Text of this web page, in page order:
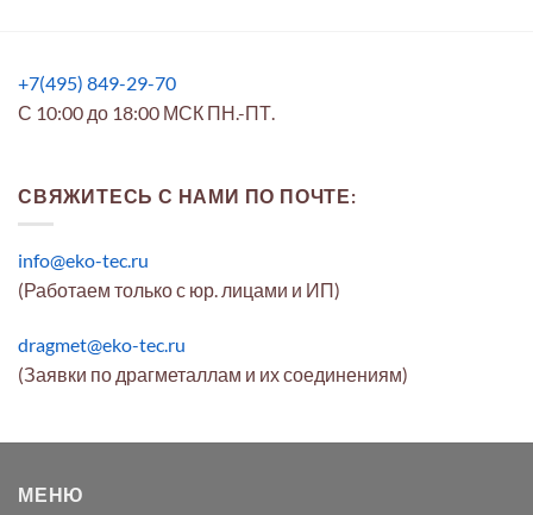
+7(495) 849-29-70
С 10:00 до 18:00 МСК ПН.-ПТ.
СВЯЖИТЕСЬ С НАМИ ПО ПОЧТЕ:
info@eko-tec.ru
(Работаем только с юр. лицами и ИП)
dragmet@eko-tec.ru
(Заявки по драгметаллам и их соединениям)
МЕНЮ